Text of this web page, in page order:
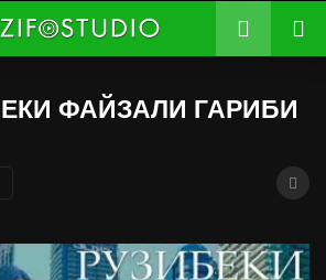
ФАЙЗАЛИ ГАРИБИ